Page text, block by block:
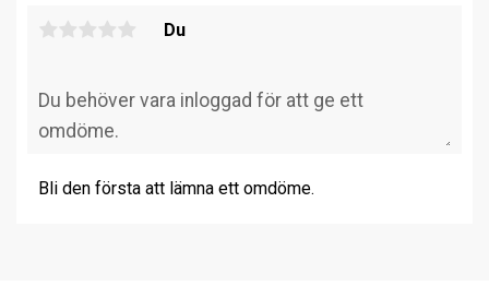
Du
Bli den första att lämna ett omdöme.